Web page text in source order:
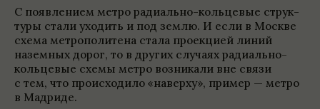
С появ­ле­нием метро ради­ально-кольце­вые струк­
туры стали ухо­дить и под землю. И если в Москве
схема мет­ропо­ли­тена стала про­екцией линий
назем­ных дорог, то в других слу­чаях ради­ально-
кольце­вые схемы метро воз­ни­кали вне связи
с тем, что про­ис­хо­дило «наверху», при­мер — метро
в Мад­риде.